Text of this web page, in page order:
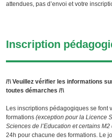
attendues, pas d’envoi et votre
Inscription
/!\ Veuillez vérifier les informations
toutes démarches /!\
Les inscriptions pédagogiques se font
formations (exception pour la Licence
Sciences de l’Education et certains
24h pour chacune des formations. Le